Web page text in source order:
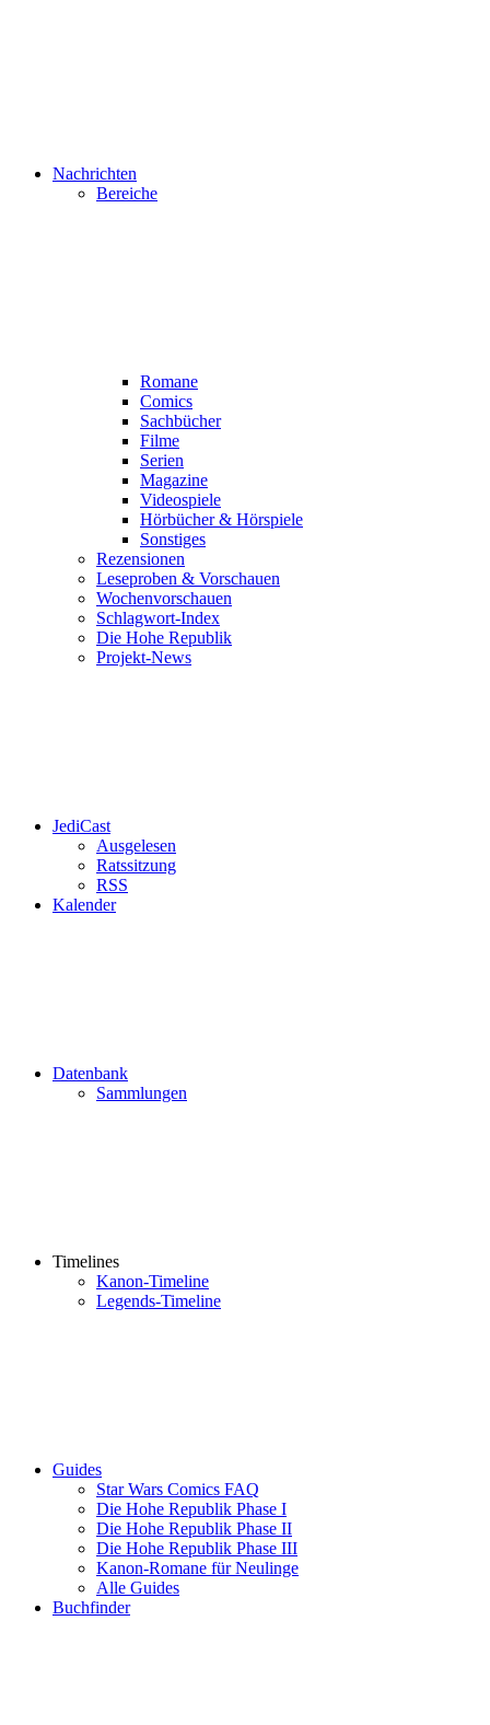
Nachrichten
Bereiche
Romane
Comics
Sachbücher
Filme
Serien
Magazine
Videospiele
Hörbücher & Hörspiele
Sonstiges
Rezensionen
Leseproben & Vorschauen
Wochenvorschauen
Schlagwort-Index
Die Hohe Republik
Projekt-News
JediCast
Ausgelesen
Ratssitzung
RSS
Kalender
Datenbank
Sammlungen
Timelines
Kanon-Timeline
Legends-Timeline
Guides
Star Wars Comics FAQ
Die Hohe Republik Phase I
Die Hohe Republik Phase II
Die Hohe Republik Phase III
Kanon-Romane für Neulinge
Alle Guides
Buchfinder